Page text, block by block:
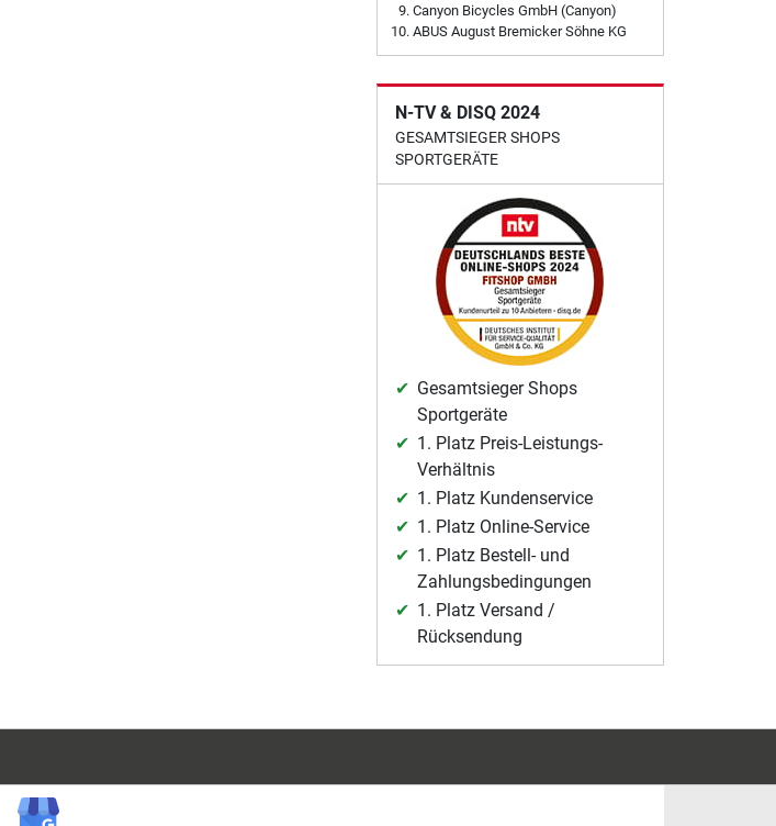
Canyon Bicycles GmbH (Canyon)
ABUS August Bremicker Söhne KG
N-TV & DISQ 2024
GESAMTSIEGER SHOPS
SPORTGERÄTE
Gesamtsieger Shops
Sportgeräte
1. Platz Preis-Leistungs-
Verhältnis
1. Platz Kundenservice
1. Platz Online-Service
1. Platz Bestell- und
Zahlungsbedingungen
1. Platz Versand /
Rücksendung